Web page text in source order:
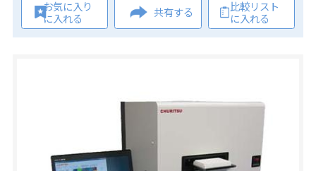
お気に入り
に入れる
共有する
比較リスト
に入れる